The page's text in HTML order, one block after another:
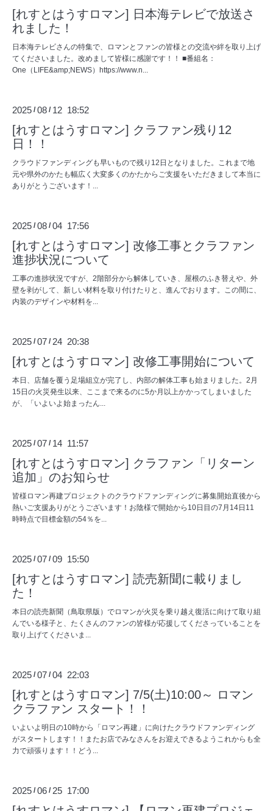
[れすとはうすロマン] 日本海テレビで放送さ
れました！
日本海テレビさんの特集で、ロマンとファンの皆様との交流や絆を取り上げ
てくださいました。改めまして皆様に感謝です！！ ■番組名：
One（LIFE&amp;NEWS）https://www.n...
2025 /08 / 12 18:52
[れすとはうすロマン] クラファン残り12
日！！
クラウドファンディングも早いもので残り12日となりました。これまで地
元や県外のかたも幅広く大変多くのかたからご支援をいただきまして本当に
ありがとうございます！...
2025 /08 /04 17:56
[れすとはうすロマン] 改修工事とクラファン
進捗状況について
工事の進捗状況ですが、2階部分から解体していき、屋根のふき替えや、外
壁を剥がして、新しい材料を取り付けたりと、進んでおります。この間に、
内装のデザインや材料を...
2025 /07 / 24 20:38
[れすとはうすロマン] 改修工事開始について
本日、店舗を覆う足場組立が完了し、内部の解体工事も始まりました。2月
15日の火災発生以来、ここまで来るのに5か月以上かかってしまいました
が、「いよいよ始まったん...
2025 /07 / 14 11:57
[れすとはうすロマン] クラファン「リターン
追加」のお知らせ
皆様ロマン再建プロジェクトのクラウドファンディングに募集開始直後から
熱いご支援ありがとうございます！お陰様で開始から10日目の7月14日11
時時点で目標金額の54％を...
2025 /07 /09 15:50
[れすとはうすロマン] 読売新聞に載りまし
た！
本日の読売新聞（鳥取県版）でロマンが火災を乗り越え復活に向けて取り組
んでいる様子と、たくさんのファンの皆様が応援してくださっていることを
取り上げてくださいま...
2025 /07 /04 22:03
[れすとはうすロマン] 7/5(土)10:00～ ロマン
クラファン スタート！！
いよいよ明日の10時から「ロマン再建」に向けたクラウドファンディング
がスタートします！！またお店でみなさんをお迎えできるようこれからも全
力で頑張ります！！どう...
2025 /06 / 25 17:00